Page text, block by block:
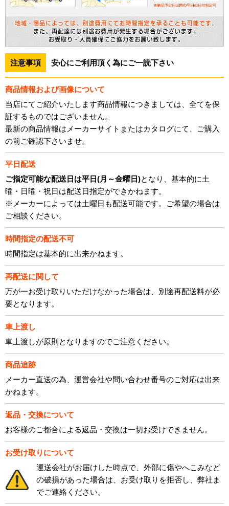
注意事項 安心にご利用頂く為にご一読下さい
商品情報および画像について
当店にてご紹介いたします商品情報につきましては、全てを保
証するものではございません。
最新の商品情報はメーカーサイトまたはカタログにて、ご購入
の前ご確認下さいませ。
平日配送
ご指定可能な配送日は平日(月～金曜日)となり、基本的に土
曜・日曜・祝日は配送日指定ができかねます。
※メーカーによっては土曜日も配送可能です。ご希望の場合は
ご相談ください。
時間指定の配送不可
時間指定は基本的に出来かねます。
再配送に関して
万が一お受け取りいただけなかった場合は、別途再配送料が必
要となります。
車上渡し
車上渡しが原則となりますのでご注意ください。
商品追跡
メーカー直送の為、運営会社や問い合わせ番号のご対応は出来
かねます。
返品・交換について
お客様のご都合による返品・交換は一切お受けできません。
お受け取りについて
運送会社がお届けした時点で、外部に傷やへこみなど
の破損があった場合は、お受け取りを拒否し、弊社ま
でご連絡ください。